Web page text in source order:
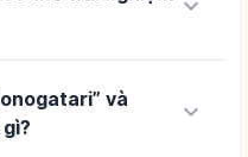
keyboard_arrow_down
và
keyboard_arrow_down